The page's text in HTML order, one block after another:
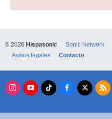
© 2026 Hispasonic Sonic Network
Avisos legales
Contacto